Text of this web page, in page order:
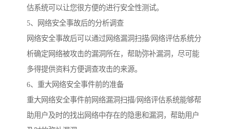
估系统可以让您很方便的进行安全性测试。
5、网络安全事故后的分析调查
网络安全事故后可以通过网络漏洞扫描/网络评估系统分
析确定网络被攻击的漏洞所在，帮助弥补漏洞，尽可能
多得提供资料方便调查攻击的来源。
6、重大网络安全事件前的准备
重大网络安全事件前网络漏洞扫描/网络评估系统能够帮
助用户及时的找出网络中存在的隐患和漏洞，帮助用户